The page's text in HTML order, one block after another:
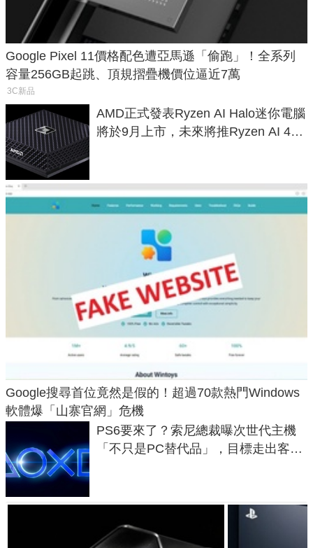
Google Pixel 11價格配色遭亞馬遜「偷跑」！全系列
容量256GB起跳、頂規摺疊機價位逼近7萬
3C新品
AMD正式發表Ryzen AI Halo迷你電腦
將於9月上市，未來將推Ryzen AI 400
Google搜尋首位竟然是假的！超過70款熱門Windows
軟體爆「山寨官網」危機
PS6要來了？索尼總裁曝次世代主機
「不只是PC替代品」，目標走出客